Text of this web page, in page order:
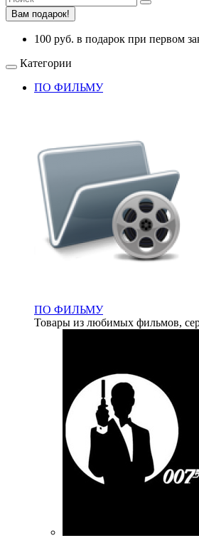
Вам подарок!
100 руб. в подарок при первом
Категории
ПО ФИЛЬМУ
ПО ФИЛЬМУ
Товары из любимых фильмов,